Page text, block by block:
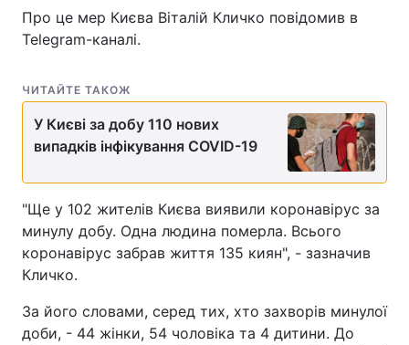
Про це мер Києва Віталій Кличко повідомив в
Telegram-каналі.
ЧИТАЙТЕ ТАКОЖ
У Києві за добу 110 нових
випадків інфікування COVID-19
"Ще у 102 жителів Києва виявили коронавірус за
минулу добу. Одна людина померла. Всього
коронавірус забрав життя 135 киян", - зазначив
Кличко.
За його словами, серед тих, хто захворів минулої
доби, - 44 жінки, 54 чоловіка та 4 дитини. До